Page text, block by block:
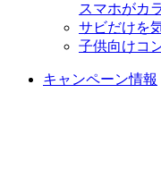
スマホがカ
サビだけを
子供向けコ
キャンペーン情報